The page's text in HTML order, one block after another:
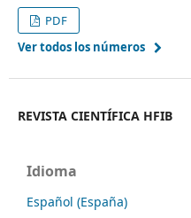
PDF
Ver todos los números
REVISTA CIENTÍFICA HFIB
Idioma
Español (España)